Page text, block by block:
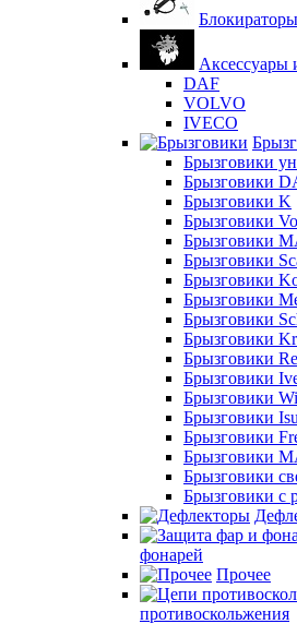
Блокираторы
Аксессуары
DAF
VOLVO
IVECO
Брызговики
Брызговики
Брызговики K
Брызговики
Брызговики
Брызговики
Брызговики
Брызговики
Брызговики
Брызговики
Брызговики
Брызговики
Брызговики
Брызговики
Брызговики
Брызговики
Брызговики
Брызговики с
фонарей
Прочее
противоскольжения